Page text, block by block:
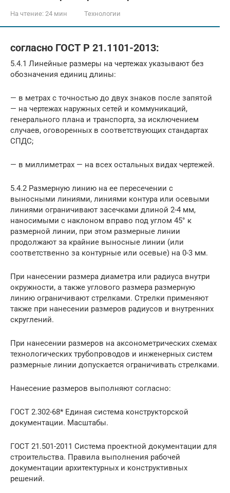
На чтение: 24 мин Технологии
согласно ГОСТ Р 21.1101-2013:
5.4.1 Линейные размеры на чертежах указывают без
обозначения единиц длины:
— в метрах с точностью до двух знаков после запятой
— на чертежах наружных сетей и коммуникаций,
генерального плана и транспорта, за исключением
случаев, оговоренных в соответствующих стандартах
СПДС;
— в миллиметрах — на всех остальных видах чертежей.
5.4.2 Размерную линию на ее пересечении с
выносными линиями, линиями контура или осевыми
линиями ограничивают засечками длиной 2-4 мм,
наносимыми с наклоном вправо под углом 45° к
размерной линии, при этом размерные линии
продолжают за крайние выносные линии (или
соответственно за контурные или осевые) на 0-3 мм.
При нанесении размера диаметра или радиуса внутри
окружности, а также углового размера размерную
линию ограничивают стрелками. Стрелки применяют
также при нанесении размеров радиусов и внутренних
скруглений.
При нанесении размеров на аксонометрических схемах
технологических трубопроводов и инженерных систем
размерные линии допускается ограничивать стрелками.
Нанесение размеров выполняют согласно:
ГОСТ 2.302-68* Единая система конструкторской
документации. Масштабы.
ГОСТ 21.501-2011 Система проектной документации для
строительства. Правила выполнения рабочей
документации архитектурных и конструктивных
решений.